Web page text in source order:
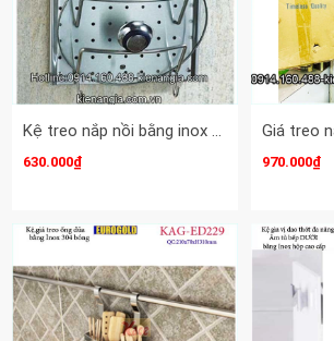
Kệ treo nắp nồi bằng inox EUROGOLD KAG-ED224
630.000₫ 970.000₫